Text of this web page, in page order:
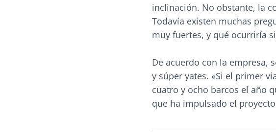
inclinación. No obstante, la
Todavía existen muchas
muy fuertes, y qué ocurriría
De acuerdo con la empresa,
y súper yates. «Si el primer
cuatro y ocho barcos el año
que ha impulsado el